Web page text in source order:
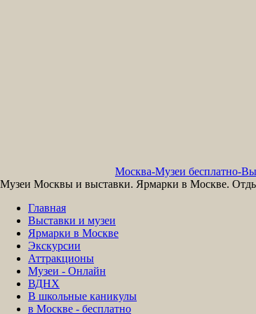
Москва-Музеи бесплатно-
Музеи Москвы и выставки. Ярмарки в Москве.
Главная
Выставки и музеи
Ярмарки в Москве
Экскурсии
Аттракционы
Музеи - Онлайн
ВДНХ
В школьные каникулы
в Москве - бесплатно